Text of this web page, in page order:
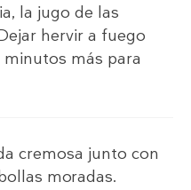
la jugo de las
hervir a fuego
más para
cremosa junto con
moradas.